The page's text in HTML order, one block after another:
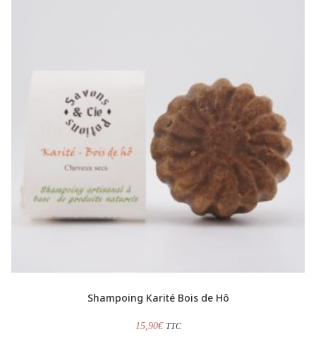
Shampoing Karité Bois de Hô
15,90€ TTC